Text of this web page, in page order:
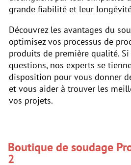
grande fiabilité et leur
Découvrez les avantages du
optimisez vos processus de
produits de première qualité. Si
questions, nos experts se
disposition pour vous donner
et vous aider à trouver les
vos projets.
Boutique de soudage
2